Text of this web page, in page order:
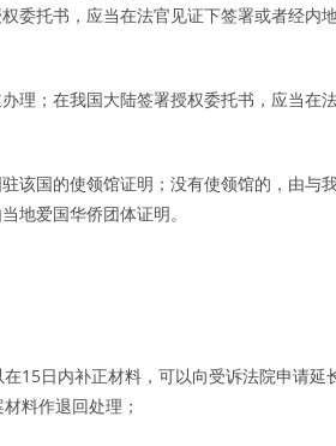
委托书，应当在法官见证下签署或者经内
理；在我国大陆签署授权委托书，应当在
该国的使领馆证明；没有使领馆的，由与
地爱国华侨团体证明。
15日内补正材料，可以向受诉法院申请延
料作退回处理；